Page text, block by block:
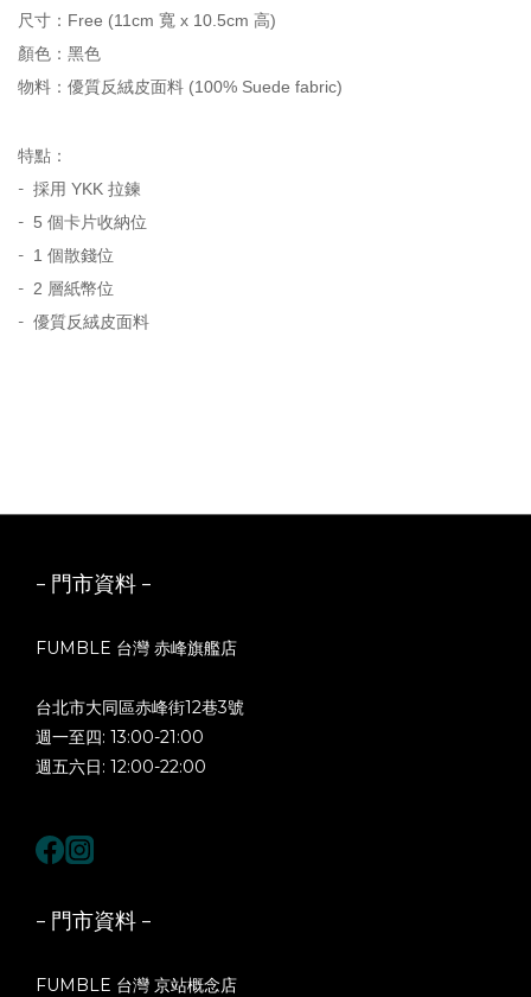
尺寸： Free (11cm 寬 x 10.5cm 高)
顏色： 黑色
物料： 優質反絨皮面料 (100% Suede fabric)
特點：
- 採用 YKK 拉鍊
- 5 個卡片收納位
- 1 個散錢位
- 2 層紙幣位
- 優質反絨皮面料
- 門市資料 -
FUMBLE 台灣 赤峰旗艦店
台北市大同區赤峰街12巷3號
週一至四: 13:00-21:00
週五六日: 12:00-22:00
- 門市資料 -
FUMBLE 台灣 京站概念店